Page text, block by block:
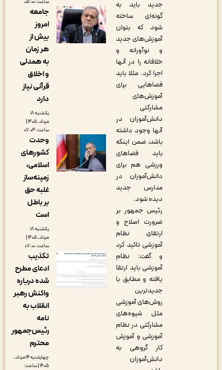
جدید باید به
گونه‌ای ساخته
شود که بتوان
آموزش‌های جدید
و نوآورانه و
خلاقانه را در آنها
اجرا کرد. مثلا باید
فضاهایی برای
آموزش‌های
مشارکتی
دانش‌آموزان در
آنها وجود داشته
باشد، ضمن اینکه
باید فضاهای
ورزشی هم برای
دانش‌آموزان در
مدارس جدید
دیده شود.
رئیس جمهور بر
ضرورت اصلاح و
ارتقای نظام
آموزشی تاکید کرد
و گفت: نظام
آموزشی باید ارتقا
یافته و مطابق با
جدیدترین
روش‌های آموزشی
مثل شیوه‌های
مشارکتی در نظام
آموزشی و آموزش
کار گروهی به
دانش‌آموزان
جامعه
امروز
بیش از
هر زمان
به همدلی
قرآنی نیاز
مرداد, ۱۴۰۵ |
وحدت
کشورهای
اسلامی،
زمینه‌ساز
غلبه حق
مرداد, ۱۴۰۵ |
تکذیب
ادعای مطرح
شده درباره
واکنش رهبر
انقلاب به
رئیس‌جمهور
چهارشنبه ۱۴ مرداد,
۱۴۰۵ | ساعت: